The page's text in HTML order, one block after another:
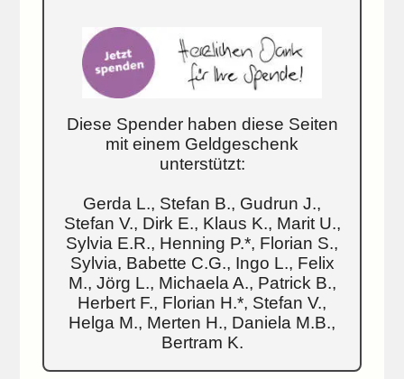
Diese Spender haben diese Seiten
mit einem Geldgeschenk
unterstützt:
Gerda L., Stefan B., Gudrun J.,
Stefan V., Dirk E., Klaus K., Marit U.,
Sylvia E.R., Henning P.*, Florian S.,
Sylvia, Babette C.G., Ingo L., Felix
M., Jörg L., Michaela A., Patrick B.,
Herbert F., Florian H.*, Stefan V.,
Helga M., Merten H., Daniela M.B.,
Bertram K.